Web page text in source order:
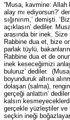
“Musa, kavmine: Allah
alay mı ediyorsun?’
sığınırım,’ demişti.
açıklasın’ dediler.
arasında bir inek. Size
Rabbine dua et, bize
parlak tüylü,
Rabbine dua et de
inek keseceğimizi
buluruz’ dediler.
boyunduruk altına
dolaşan (salma),
gerçeği anlattın’
kalsın
gerçekle yüzleştiler ve
seçkin ineği